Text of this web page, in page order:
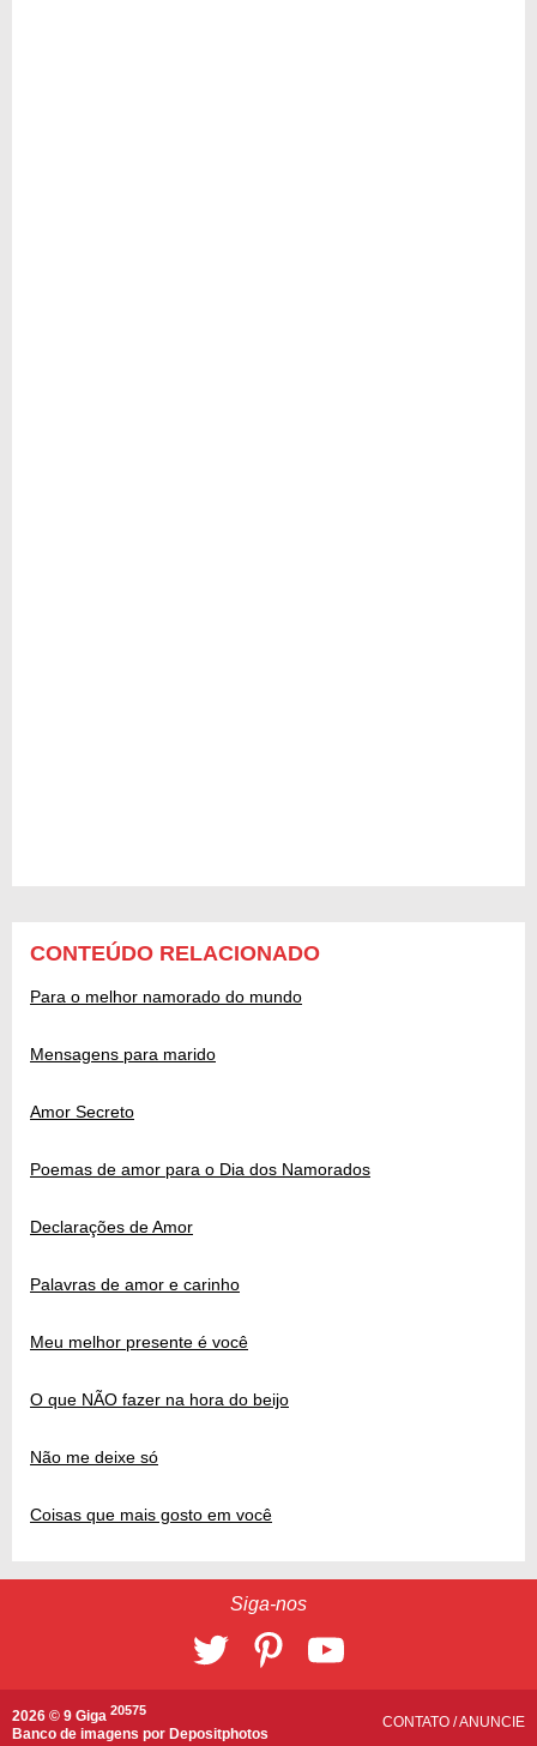
CONTEÚDO RELACIONADO
Para o melhor namorado do mundo
Mensagens para marido
Amor Secreto
Poemas de amor para o Dia dos Namorados
Declarações de Amor
Palavras de amor e carinho
Meu melhor presente é você
O que NÃO fazer na hora do beijo
Não me deixe só
Coisas que mais gosto em você
Siga-nos
2026 © 9 Giga 20575
Banco de imagens por Depositphotos
CONTATO /ANUNCIE